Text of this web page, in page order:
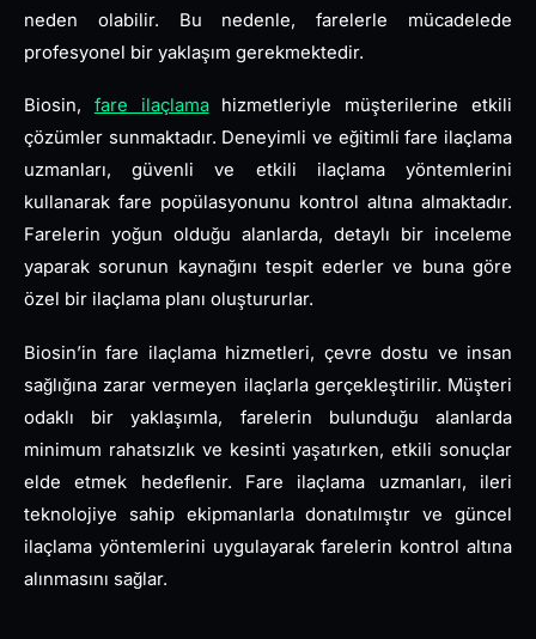
neden olabilir. Bu nedenle, farelerle mücadelede
profesyonel bir yaklaşım gerekmektedir.
Biosin, fare ilaçlamahizmetleriyle müşterilerine etkili
çözümler sunmaktadır. Deneyimli ve eğitimli fare ilaçlama
uzmanları, güvenli ve etkili ilaçlama yöntemlerini
kullanarak fare popülasyonunu kontrol altına almaktadır.
Farelerin yoğun olduğu alanlarda, detaylı bir inceleme
yaparak sorunun kaynağını tespit ederler ve buna göre
özel bir ilaçlama planı oluştururlar.
Biosin’in fare ilaçlama hizmetleri, çevre dostu ve insan
sağlığına zarar vermeyen ilaçlarla gerçekleştirilir. Müşteri
odaklı bir yaklaşımla, farelerin bulunduğu alanlarda
minimum rahatsızlık ve kesinti yaşatırken, etkili sonuçlar
elde etmek hedeflenir. Fare ilaçlama uzmanları, ileri
teknolojiye sahip ekipmanlarla donatılmıştır ve güncel
ilaçlama yöntemlerini uygulayarak farelerin kontrol altına
alınmasını sağlar.